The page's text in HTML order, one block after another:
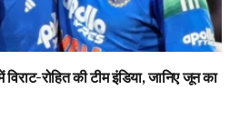
रोहित की टीम इंडिया, जानिए जून का